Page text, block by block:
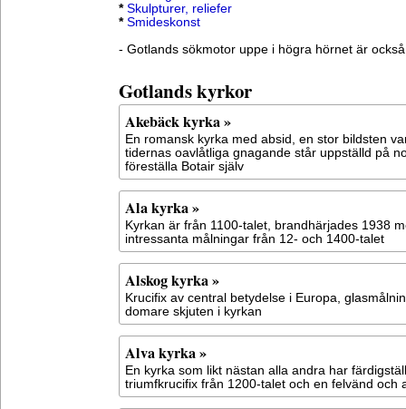
* Skulpturer, reliefer
* Smideskonst
- Gotlands sökmotor uppe i högra hörnet är
Gotlands kyrkor
Akebäck kyrka »
En romansk kyrka med absid, en stor bildsten
tidernas oavlåtliga gnagande står uppställd på
föreställa Botair själv
Ala kyrka »
Kyrkan är från 1100-talet, brandhärjades 1938
intressanta målningar från 12- och 1400-talet
Alskog kyrka »
Krucifix av central betydelse i Europa,
domare skjuten i kyrkan
Alva kyrka »
En kyrka som likt nästan alla andra har
triumfkrucifix från 1200-talet och en felvänd och